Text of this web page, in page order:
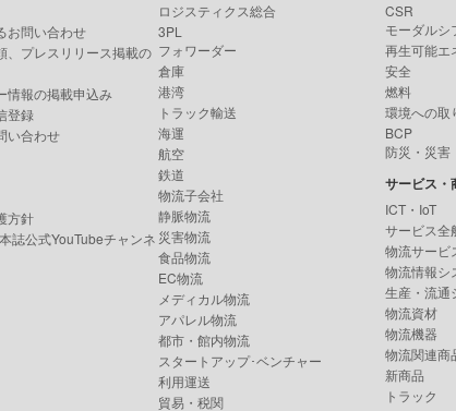
お問い合わせ
、プレスリリース掲載の
情報の掲載申込み
登録
い合わせ
方針
誌公式YouTubeチャンネ
ロジスティクス総合
3PL
フォワーダー
倉庫
港湾
トラック輸送
海運
航空
鉄道
物流子会社
静脈物流
災害物流
食品物流
EC物流
メディカル物流
アパレル物流
都市・館内物流
スタートアップ･ベンチャー
利用運送
貿易・税関
CSR
モーダルシ
再生可能エ
安全
燃料
環境への取
BCP
防災・災害
サービス・
ICT・IoT
サービス全
物流サービ
物流情報シ
生産・流通
物流資材
物流機器
物流関連商
新商品
トラック